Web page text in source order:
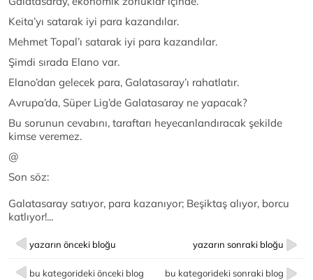
Keita’yı satarak iyi para kazandılar.
Mehmet Topal’ı satarak iyi para kazandılar.
Şimdi sırada Elano var.
Elano’dan gelecek para, Galatasaray’ı rahatlatır.
Avrupa’da, Süper Lig’de Galatasaray ne yapacak?
Bu sorunun cevabını, taraftarı heyecanlandıracak şekilde
kimse veremez.
@
Son söz:
Galatasaray satıyor, para kazanıyor; Beşiktaş alıyor, borcu
katlıyor!...
yazarın önceki bloğu yazarın sonraki bloğu
bu kategorideki önceki blog bu kategorideki sonraki blog